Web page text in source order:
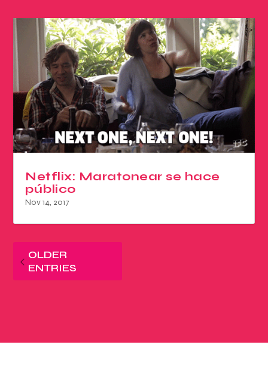
Netflix: Maratonear se hace
público
Nov 14, 2017
OLDER
ENTRIES